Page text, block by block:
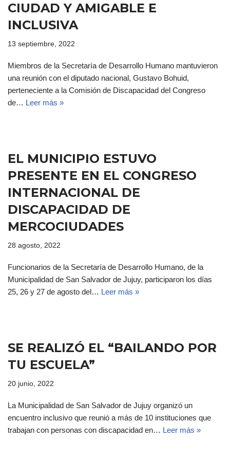
CIUDAD Y AMIGABLE E
INCLUSIVA
13 septiembre, 2022
Miembros de la Secretaría de Desarrollo Humano mantuvieron
una reunión con el diputado nacional, Gustavo Bohuid,
perteneciente a la Comisión de Discapacidad del Congreso
de… Leer más »
EL MUNICIPIO ESTUVO
PRESENTE EN EL CONGRESO
INTERNACIONAL DE
DISCAPACIDAD DE
MERCOCIUDADES
28 agosto, 2022
Funcionarios de la Secretaría de Desarrollo Humano, de la
Municipalidad de San Salvador de Jujuy, participaron los días
25, 26 y 27 de agosto del… Leer más »
SE REALIZÓ EL “BAILANDO POR
TU ESCUELA”
20 junio, 2022
La Municipalidad de San Salvador de Jujuy organizó un
encuentro inclusivo que reunió a más de 10 instituciones que
trabajan con personas con discapacidad en… Leer más »